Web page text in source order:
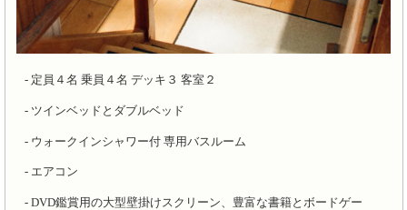
定員４名 乗員４名 デッキ３ 客室２
ツインベッドとダブルベッド
ウォークインシャワー付 専用バスルーム
エアコン
DVD鑑賞用の大型壁掛けスクリーン、豊富な書籍とボードゲー